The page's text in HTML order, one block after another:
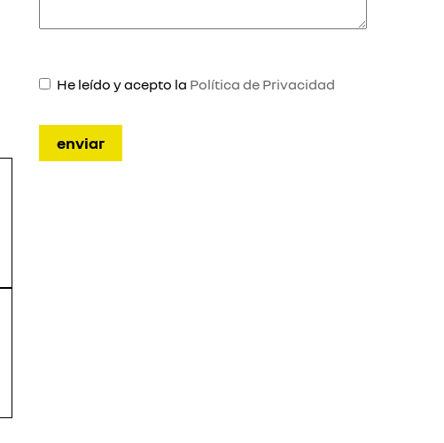
He leído y acepto la Política de Privacidad